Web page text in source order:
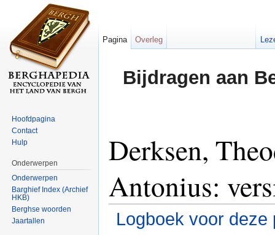
Bijdragen aan
Derksen,
Antonius:
Logboek voor deze
Pagina Overleg
Hoofdpagina
Contact
Hulp
Onderwerpen
Onderwerpen
Barghief Index (Archief
HKB)
Berghse woorden
Jaartallen